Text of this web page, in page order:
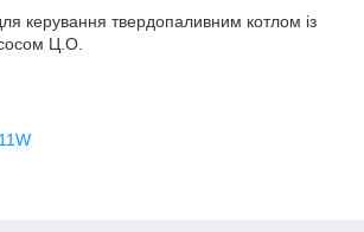
керування твердопаливним котлом із
Ц.О.